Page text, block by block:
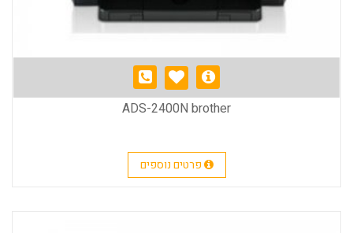
ADS-2400N brother
פרטים נוספים